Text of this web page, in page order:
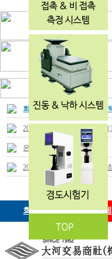
회사 상호명 변경 [대하에드
2019 KOPLAS 전시회 참가
온라인 견적 문의시
2018 철강.비철금속 산업전
회사소개